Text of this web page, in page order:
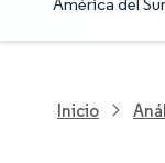
Inicio